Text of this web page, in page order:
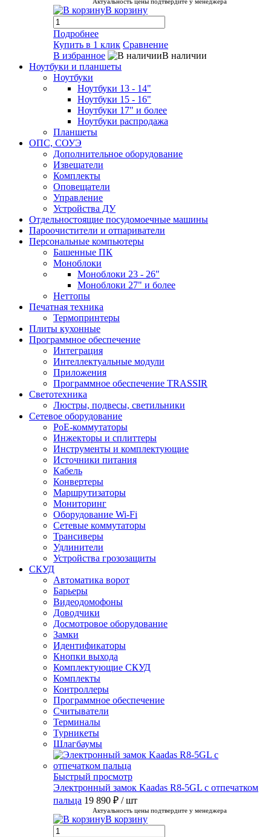
В корзину
Подробнее
Купить в 1 клик Сравнение
В избранное
В наличии
Ноутбуки и планшеты
Ноутбуки
Ноутбуки 13 - 14"
Ноутбуки 15 - 16"
Ноутбуки 17" и более
Ноутбуки распродажа
Планшеты
ОПС, СОУЭ
Дополнительное оборудование
Извещатели
Комплекты
Оповещатели
Управление
Устройства ДУ
Отдельностоящие посудомоечные машины
Пароочистители и отпариватели
Персональные компьютеры
Башенные ПК
Моноблоки
Моноблоки 23 - 26"
Моноблоки 27" и более
Неттопы
Печатная техника
Термопринтеры
Плиты кухонные
Программное обеспечение
Интеграция
Интеллектуальные модули
Приложения
Программное обеспечение TRASSIR
Светотехника
Люстры, подвесы, светильники
Сетевое оборудование
PoE-коммутаторы
Инжекторы и сплиттеры
Инструменты и комплектующие
Источники питания
Кабель
Конвертеры
Маршрутизаторы
Мониторинг
Оборудование Wi-Fi
Сетевые коммутаторы
Трансиверы
Удлинители
Устройства грозозащиты
СКУД
Автоматика ворот
Барьеры
Видеодомофоны
Доводчики
Досмотровое оборудование
Замки
Идентификаторы
Кнопки выхода
Комплектующие СКУД
Комплекты
Контроллеры
Программное обеспечение
Считыватели
Терминалы
Турникеты
Шлагбаумы
Быстрый просмотр
Электронный замок Kaadas R8-5GL с отпечатком
пальца 19 890 ₽ / шт
Актуальность цены подтвердите у менеджера
В корзину